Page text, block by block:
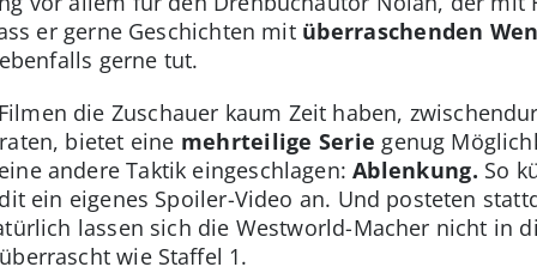
er gerne Geschichten mit überraschenden
gerne tut.
die Zuschauer kaum Zeit haben,
bietet eine mehrteilige Serie genug
andere Taktik eingeschlagen:Ablenkung. So
ein eigenes Spoiler-Video an. Und posteten
lassen sich die Westworld-Macher nicht in
wie Staffel 1.